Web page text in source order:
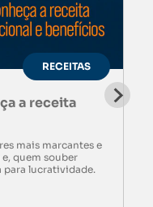
RECEITAS
a receita
mais marcantes e
quem souber
para lucratividade.